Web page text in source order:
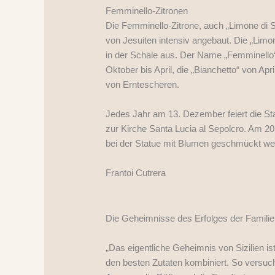
Femminello-Zitronen
Die Femminello-Zitrone, auch „Limone
von Jesuiten intensiv angebaut. Die
in der Schale aus. Der Name
Oktober bis April, die „Bianchetto“ von
von Erntescheren.
Jedes Jahr am 13. Dezember feiert die
zur Kirche Santa Lucia al Sepolcro. Am
bei der Statue mit Blumen geschmückt
Frantoi Cutrera
Die Geheimnisse des Erfolges der
„Das eigentliche Geheimnis von Sizilien
den besten Zutaten kombiniert. So